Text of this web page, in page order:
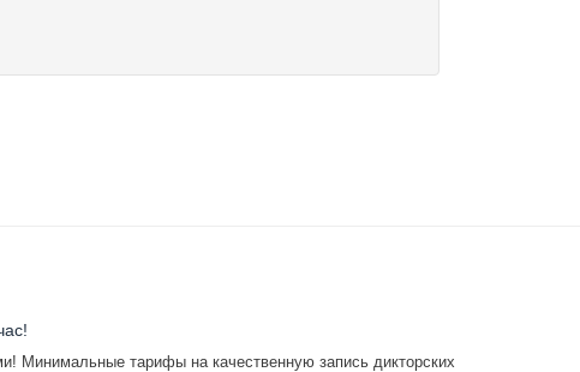
Минимальные тарифы на качественную запись дикторских